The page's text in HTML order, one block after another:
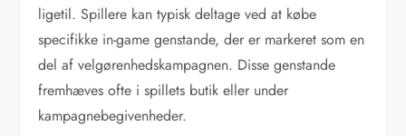
ligetil. Spillere kan typisk deltage ved at købe
specifikke in-game genstande, der er markeret som en
del af velgørenhedskampagnen. Disse genstande
fremhæves ofte i spillets butik eller under
kampagnebegivenheder.